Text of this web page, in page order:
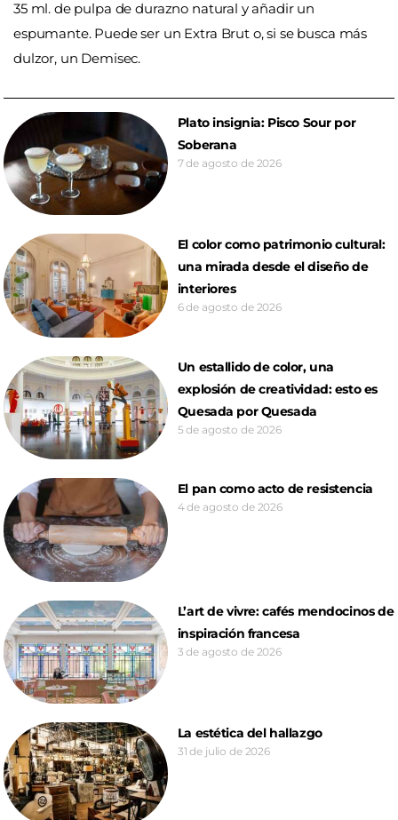
35 ml. de pulpa de durazno natural y añadir un
espumante. Puede ser un Extra Brut o, si se busca más
dulzor, un Demisec.
Plato insignia: Pisco Sour por
Soberana
7 de agosto de 2026
El color como patrimonio cultural:
una mirada desde el diseño de
interiores
6 de agosto de 2026
Un estallido de color, una
explosión de creatividad: esto es
Quesada por Quesada
5 de agosto de 2026
El pan como acto de resistencia
4 de agosto de 2026
L’art de vivre: cafés mendocinos de
inspiración francesa
3 de agosto de 2026
La estética del hallazgo
31 de julio de 2026